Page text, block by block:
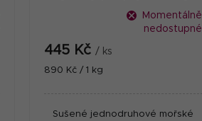
500 g
Momentálně
nedostupné
445 Kč/ ks
Měrná
890 Kč / 1 kg
Sušené jednodruhové mořské